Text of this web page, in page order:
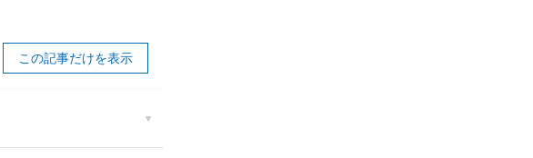
この記事だけを表示